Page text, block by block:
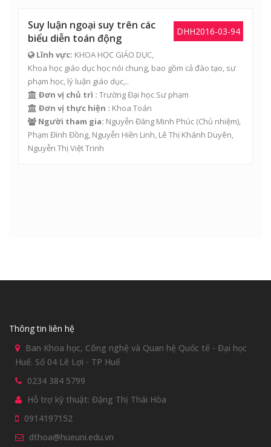
DHH2016-03-94
Suy luận ngoại suy trên các
biểu diễn toán động
Lĩnh vực: KHOA HỌC GIÁO DỤC,
Khoa học giáo dục học nói chung, bao gồm cả đào tạo, sư
phạm học, lý luận giáo dục,..
Đơn vị chủ trì : Trường Đại học Sư phạm
Đơn vị thực hiện : Khoa Toán
Người tham gia: Nguyễn Đăng Minh Phúc (Chủ nhiệm),
Phạm Đình Đồng, Nguyễn Hiền Linh, Lê Thị Khánh Duyên,
Nguyễn Thị Việt Trinh
Thông tin liên hệ
Ban Khoa học, Công nghệ và Quan hệ Quốc tế - Đại học
Huế. Số 04 Lê Lợi - TP Huế
0234 384 5799
Hỗ trợ kỹ thuật: Đặng Thị Thái Hòa
0914197152
dthoa@hueuni.edu.vn